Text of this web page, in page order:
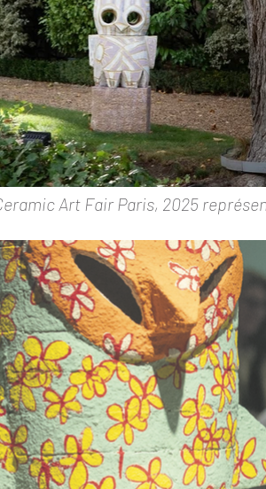
Art Fair Paris, 2025